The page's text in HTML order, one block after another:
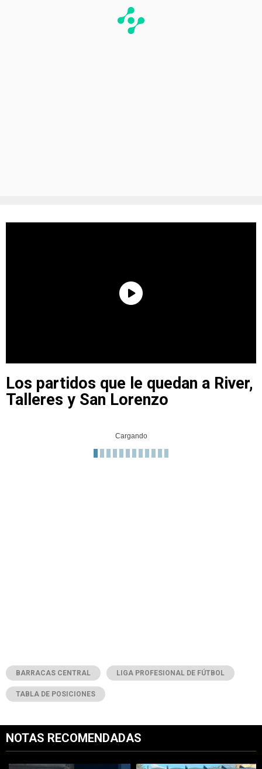
Los partidos que le quedan a River,
Talleres y San Lorenzo
Cargando
BARRACAS CENTRAL LIGA PROFESIONAL DE FÚTBOL
TABLA DE POSICIONES
NOTAS RECOMENDADAS